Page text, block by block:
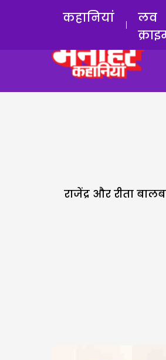
कहानियां
लव
राजेंद्र और रीता